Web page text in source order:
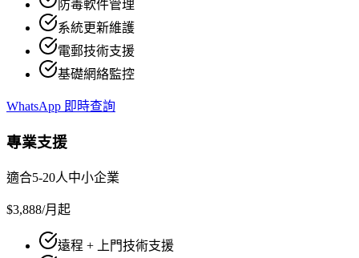
防毒軟件管理
系統更新維護
電郵技術支援
基礎網絡監控
WhatsApp 即時查詢
專業支援
適合5-20人中小企業
$3,888/月起
遠程 + 上門技術支援